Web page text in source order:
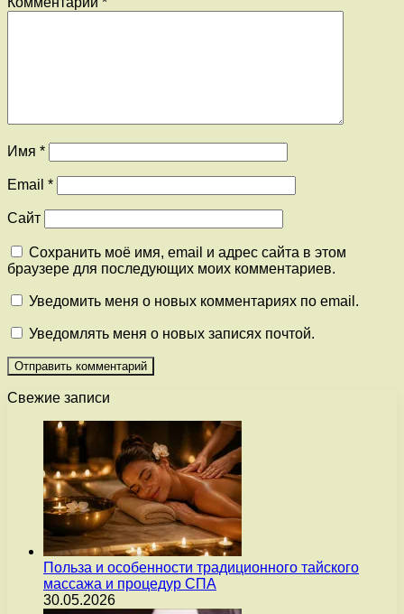
Имя *
Email *
Сайт
Сохранить моё имя, email и адрес сайта в этом
браузере для последующих моих комментариев.
Уведомить меня о новых комментариях по email.
Уведомлять меня о новых записях почтой.
Свежие записи
Польза и особенности традиционного тайского
массажа и процедур СПА
30.05.2026